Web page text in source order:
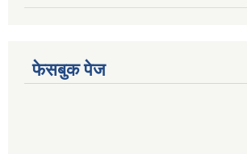
फेसबुक पेज